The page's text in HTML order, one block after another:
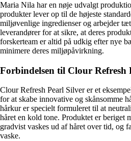
Maria Nila har en nøje udvalgt
produkter lever op til de højeste
miljøvenlige ingredienser og arbejder
leverandører for at sikre, at deres
forskerteam er altid på udkig efter nye
minimere deres miljøpåvirkning.
Forbindelsen til Clour Refresh
Clour Refresh Pearl Silver er et
for at skabe innovative og skånsomme
hårkur er specielt formuleret til at
håret en kold tone. Produktet er beriget
gradvist vaskes ud af håret over tid, og
vaske.